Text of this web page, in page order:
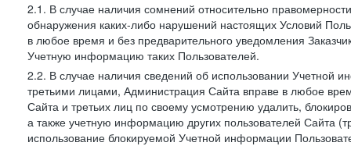
2.1. В случае наличия сомнений относительно
обнаружения каких-либо нарушений настоящих Условий
в любое время и без предварительного уведомления
Учетную информацию таких Пользователей.
2.2. В случае наличия сведений об использовании Учетной
третьими лицами, Администрация Сайта вправе в любое
Сайта и третьих лиц по своему усмотрению удалить,
а также учетную информацию других пользователей Сайта
использование блокируемой Учетной информации